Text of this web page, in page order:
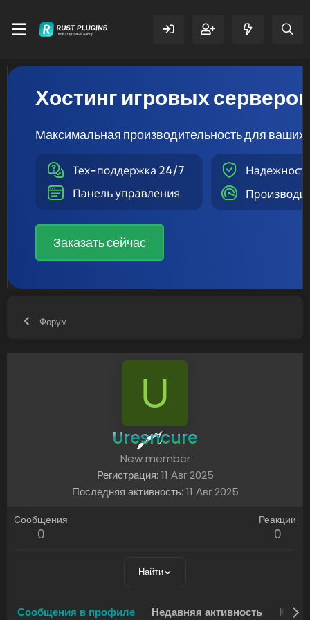
Хостинг игровых серверов
Максимальная производительность для ваших
Заказать сейчас
Форум
U
Uresncure
New member
Регистрация 11 Авг 2025
Последняя активность 11 Авг 2025
Сообщения
0
Реакции
0
Найти
Сообщения в профиле Недавняя активность